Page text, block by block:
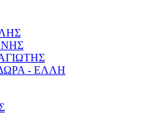
- ΕΛΛΗ